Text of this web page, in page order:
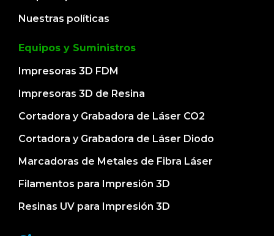
Nuestras políticas
Equipos y Suministros
Impresoras 3D FDM
Impresoras 3D de Resina
Cortadora y Grabadora de Láser CO2
Cortadora y Grabadora de Láser Diodo
Marcadoras de Metales de Fibra Láser
Filamentos para Impresión 3D
Resinas UV para Impresión 3D